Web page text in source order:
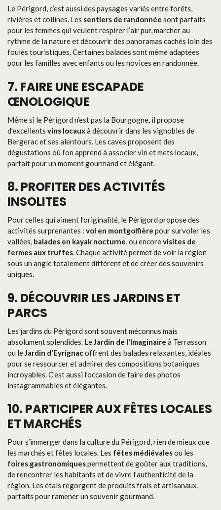
Le Périgord, c’est aussi des paysages variés entre forêts,
rivières et collines. Les sentiers de randonnée sont parfaits
pour les femmes qui veulent respirer l’air pur, marcher au
rythme de la nature et découvrir des panoramas cachés loin des
foules touristiques. Certaines balades sont même adaptées
pour les familles avec enfants ou les novices en randonnée.
7. FAIRE UNE ESCAPADE
ŒNOLOGIQUE
Même si le Périgord n’est pas la Bourgogne, il propose
d’excellents vins locauxà découvrir dans les vignobles de
Bergerac et ses alentours. Les caves proposent des
dégustations où l’on apprend à associer vin et mets locaux,
parfait pour un moment gourmand et élégant.
8. PROFITER DES ACTIVITÉS
INSOLITES
Pour celles qui aiment l’originalité, le Périgord propose des
activités surprenantes : vol en montgolfière pour survoler les
vallées, balades en kayak nocturne, ou encorevisites de
fermes aux truffes. Chaque activité permet de voir la région
sous un angle totalement différent et de créer des souvenirs
uniques.
9. DÉCOUVRIR LES JARDINS ET
PARCS
Les jardins du Périgord sont souvent méconnus mais
absolument splendides. Le Jardin de l'Imaginaire à Terrasson
ou le Jardin d'Eyrignacoffrent des balades relaxantes, idéales
pour se ressourcer et admirer des compositions botaniques
incroyables. C’est aussi l’occasion de faire des photos
instagrammables et élégantes.
10. PARTICIPER AUX FÊTES LOCALES
ET MARCHÉS
Pour s’immerger dans la culture du Périgord, rien de mieux que
les marchés et fêtes locales. Les fêtes médiévalesou les
foires gastronomiquespermettent de goûter aux traditions,
de rencontrer les habitants et de vivre l’authenticité de la
région. Les étals regorgent de produits frais et artisanaux,
parfaits pour ramener un souvenir gourmand.